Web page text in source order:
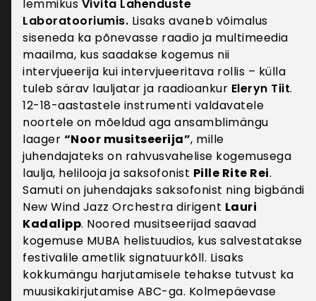
lemmikus Vivita Lahenduste
Laboratooriumis. Lisaks avaneb võimalus
siseneda ka põnevasse raadio ja multimeedia
maailma, kus saadakse kogemus nii
intervjueerija kui intervjueeritava rollis – külla
tuleb särav lauljatar ja raadioankur Eleryn Tiit.
12-18-aastastele instrumenti valdavatele
noortele on mõeldud aga ansamblimängu
laager “Noor musitseerija”, mille
juhendajateks on rahvusvahelise kogemusega
laulja, helilooja ja saksofonist Pille Rite Rei.
Samuti on juhendajaks saksofonist ning bigbändi
New Wind Jazz Orchestra dirigent Lauri
Kadalipp. Noored musitseerijad saavad
kogemuse MUBA helistuudios, kus salvestatakse
festivalile ametlik signatuurkõll. Lisaks
kokkumängu harjutamisele tehakse tutvust ka
muusikakirjutamise ABC-ga. Kolmepäevase
sotsiaalmeedia kanalid), SMS-i ja/või e-posti teel,
siis võidakse isikuandmeid (nimi, e-posti aadress,
telefoninumber) edastada vastavat teenust
pakkuvale koostööpartnerile.
Turvalisus ja andmetele ligipääs
Isikuandmeid hoitakse teenusepakkuja serverites,
mis asuvad Euroopa Liidu liikmesriigi või Euroopa
Liidu majanduspiirkonnaga liitunud riikide
territooriumil. Andmeid võidakse edastada
riikidesse, mille andmekaitse taset on Euroopa
Komisjon hinnanud piisavaks ning USA
ettevõtetele, kes on liitunud andmekaitse kilbi
(Privacy Shield) raamistikuga. Juurdepääs
isikuandmetele on veebipoe töötajatel, kes saavad
isikuandmetega tutvuda selleks, et lahendada
veebipoe kasutamisega seonduvaid tehnilisi
küsimusi ning osutada klienditoe teenust.